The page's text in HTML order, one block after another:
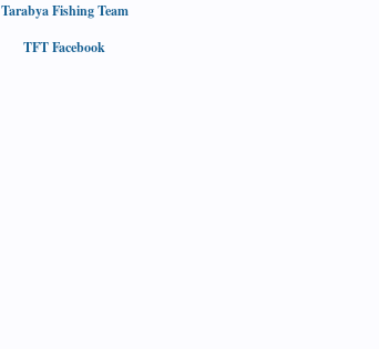
Tarabya Fishing Team
TFT Facebook